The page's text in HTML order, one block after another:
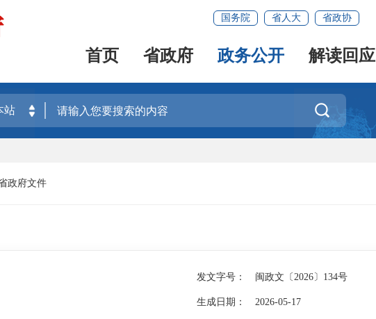
国务院 省人大 省政协
首页 省政府 政务公开 解读回应

政府文件
发文字号： 闽政文〔2026〕134号
生成日期： 2026-05-17